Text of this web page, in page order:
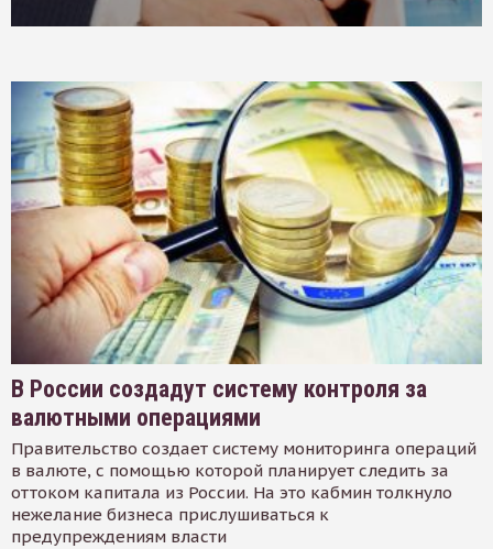
В России создадут систему контроля за
валютными операциями
Правительство создает систему мониторинга операций
в валюте, с помощью которой планирует следить за
оттоком капитала из России. На это кабмин толкнуло
нежелание бизнеса прислушиваться к
предупреждениям власти